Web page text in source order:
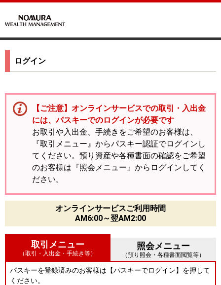
ログイン
【ご注意】オンラインサービスでの取引・入出金
には、パスキーでのログインが必要です
お取引や入出金、手続きをご希望のお客様は、
『取引メニュー』からパスキー認証でログインし
てください。預り資産や各種書面の確認をご希望
のお客様は『照会メニュー』からログインしてく
ださい。
オンラインサービスご利用時間
AM6:00～翌AM2:00
取引メニュー
（取引・入出金・手続き等）
照会メニュー
（預り照会・各種書面閲覧等）
パスキーを登録済みのお客様は【パスキーでログイン】を押して
ください。